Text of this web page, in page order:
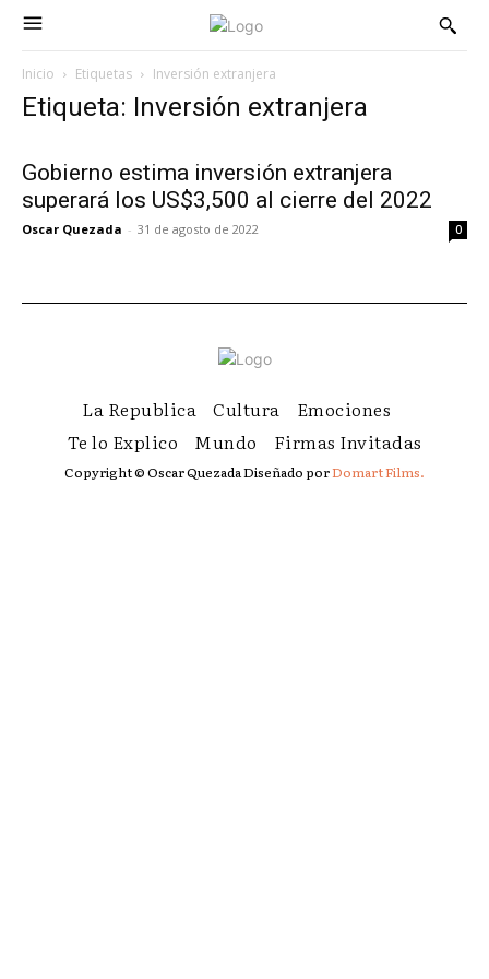
Inicio Etiquetas Inversión extranjera
Etiqueta: Inversión extranjera
Gobierno estima inversión extranjera
superará los US$3,500 al cierre del 2022
Oscar Quezada - 31 de agosto de 2022 0
La Republica Cultura
Emociones
Te lo Explico
Mundo Firmas Invitadas
Copyright © Oscar Quezada Diseñado porDomart Films.